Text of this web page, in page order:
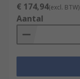
€ 174,94(excl. BTW)
Aantal